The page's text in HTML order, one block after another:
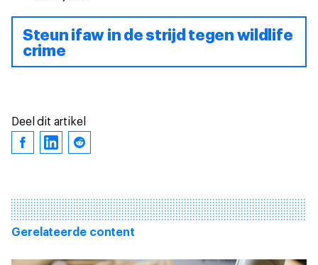
Steun ifaw in de strijd tegen wildlife
crime
Deel dit artikel
Gerelateerde content